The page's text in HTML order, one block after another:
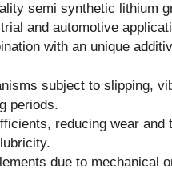
semi synthetic lithium
and automotive
with an unique
subject to slipping,
periods.
reducing wear and
due to mechanical